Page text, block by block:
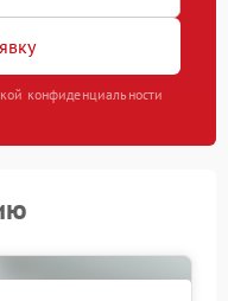
конфиденциальности